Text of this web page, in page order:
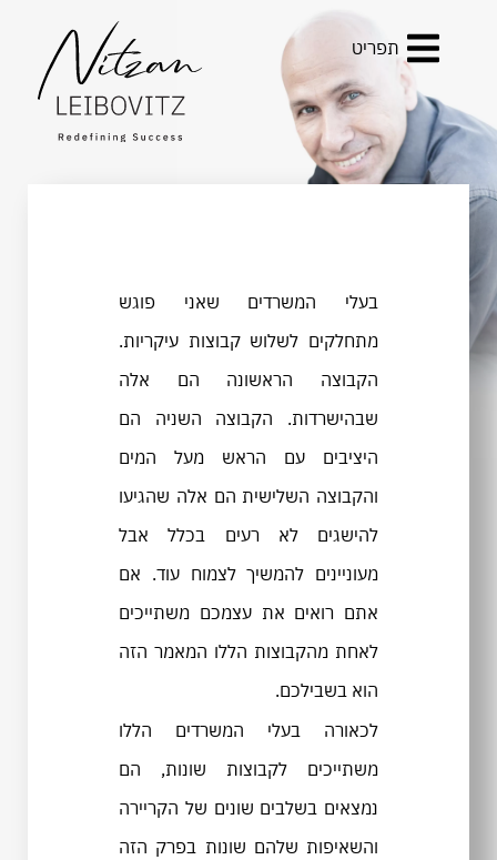
תפריט
בעלי המשרדים שאני פוגש
מתחלקים לשלוש קבוצות עיקריות.
הקבוצה הראשונה הם אלה
שבהישרדות. הקבוצה השניה הם
היציבים עם הראש מעל המים
והקבוצה השלישית הם אלה שהגיעו
להישגים לא רעים בכלל אבל
מעוניינים להמשיך לצמוח עוד. אם
אתם רואים את עצמכם משתייכים
לאחת מהקבוצות הללו המאמר הזה
הוא בשבילכם.
לכאורה בעלי המשרדים הללו
משתייכים לקבוצות שונות, הם
נמצאים בשלבים שונים של הקריירה
והשאיפות שלהם שונות בפרק הזה